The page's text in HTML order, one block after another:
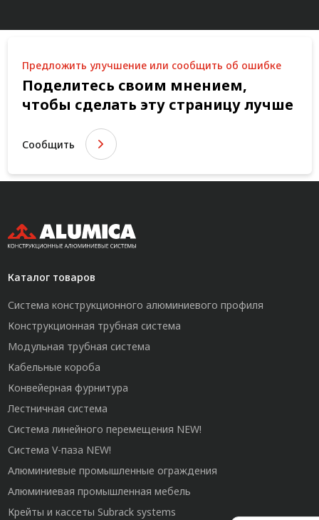
Предложить улучшение или сообщить об ошибке
Поделитесь своим мнением,
чтобы сделать эту страницу лучше
Сообщить
Каталог товаров
Система конструкционного алюминиевого профиля
Конструкционная трубная система
Модульная трубная система
Кабельные короба
Конвейерная фурнитура
Лестничная система
Система линейного перемещения NEW!
Система V-паза NEW!
Алюминиевые промышленные ограждения
Алюминиевая промышленная мебель
Крейты и кассеты Subrack systems